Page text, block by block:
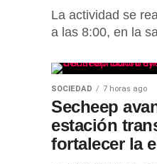
La actividad se
a las 8:00, en la
SOCIEDAD 7 horas ago
Secheep
estación
fortalecer la